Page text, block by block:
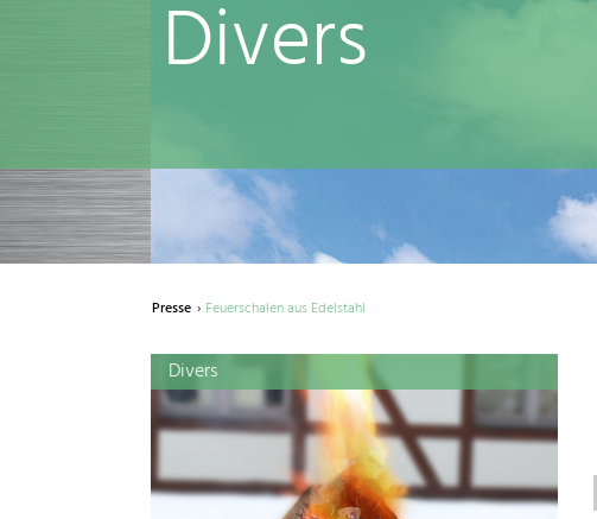
Divers
Presse Feuerschalen aus Edelstahl
Divers